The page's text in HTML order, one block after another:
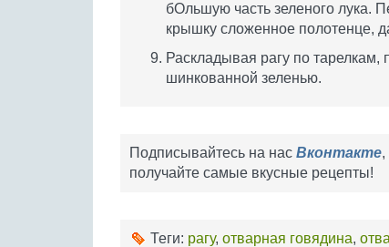
бОльшую часть зеленого лука.
крышку сложенное полотенце,
Раскладывая рагу по
шинкованной зеленью.
Подписывайтесь на нас Вконтакте,
получайте самые вкусные рецепты!
Теги: рагу, отварная говядина,